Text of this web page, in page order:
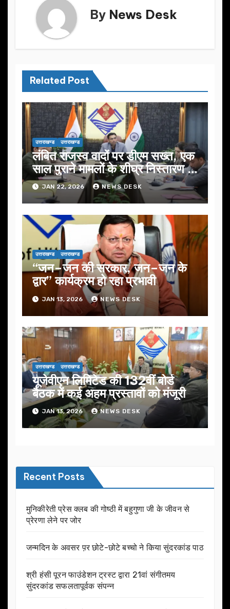
By News Desk
Related Post
उत्तराखण्ड उत्तराखण्ड
लंबित राजस्व वादों पर डीएम सख्त, एक
साल पुराने मामलों के शीघ्र निस्तारण के
आदेश…
JAN 22, 2026 NEWS DESK
उत्तराखण्ड उत्तराखण्ड
“जन–जन की सरकार, जन–जन के
द्वार” कार्यक्रम हो रहा प्रभावी
JAN 13, 2026 NEWS DESK
उत्तराखण्ड उत्तराखण्ड
यूजेवीएन लिमिटेड की 132वीं बोर्ड
बैठक में कई अहम प्रस्तावों को मंजूरी
JAN 13, 2026 NEWS DESK
Recent Posts
मुनिकीरेती प्रेस क्लब की गोष्ठी में बहुगुणा जी के जीवन से
प्रेरणा लेने पर जोर
जन्मदिन के अवसर प़र छोटे-छोटे बच्चो ने किया सुंदरकांड पाठ
श्री हंसी पूरन फाउंडेशन ट्रस्ट द्वारा 21वां संगीतमय
सुंदरकांड सफलतापूर्वक संपन्न